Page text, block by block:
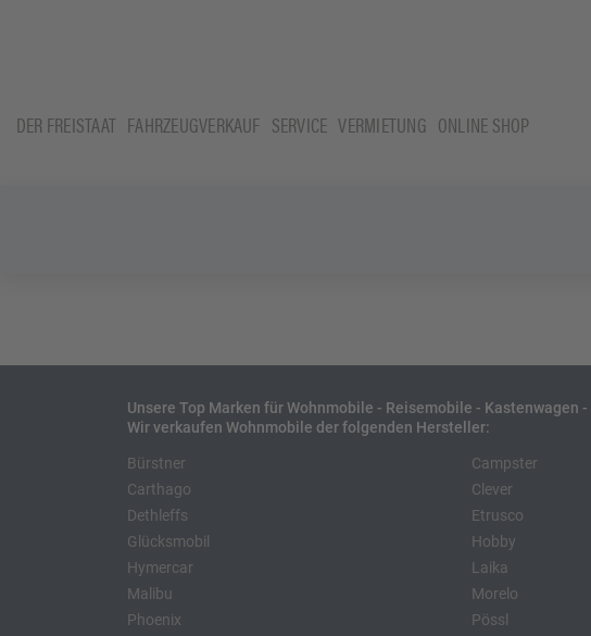
DER FREISTAAT FAHRZEUGVERKAUF SERVICE VERMIETUNG ONLINE SHOP
Unsere Top Marken für Wohnmobile - Reisemobile - Kastenwagen
Wir verkaufen Wohnmobile der folgenden Hersteller:
Bürstner
Carthago
Dethleffs
Glücksmobil
Hymercar
Malibu
Phoenix
Campster
Clever
Etrusco
Hobby
Laika
Morelo
Pössl